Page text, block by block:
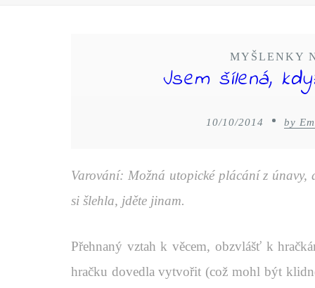
MYŠLENKY
Jsem šílená,
10/10/2014 by
Varování: Možná utopické plácání z únavy,
si šlehla, jděte jinam.
Přehnaný vztah k věcem, obzvlášť k
hračku dovedla vytvořit (což mohl být